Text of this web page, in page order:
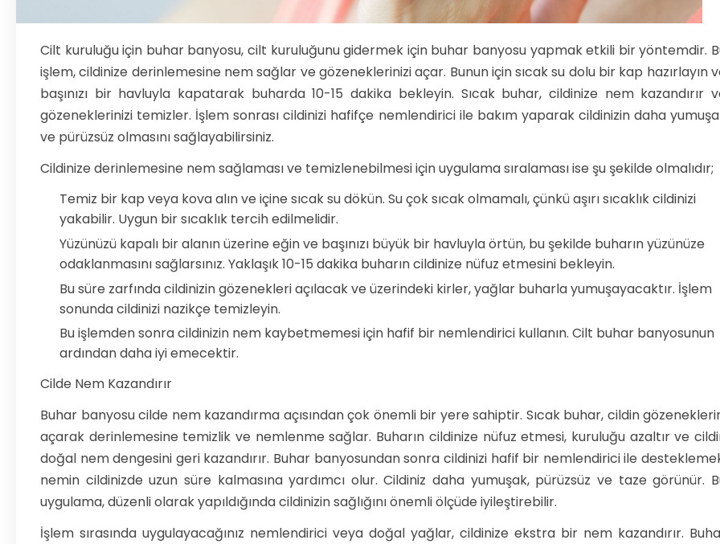
Cilt kuruluğu için buhar banyosu, cilt kuruluğunu gidermek için buhar banyosu yapmak etkili bir yöntemdir.
işlem, cildinize derinlemesine nem sağlar ve gözeneklerinizi açar. Bunun için sıcak su dolu bir kap hazırlayın
başınızı bir havluyla kapatarak buharda 10-15 dakika bekleyin. Sıcak buhar, cildinize nem kazandırır
gözeneklerinizi temizler. İşlem sonrası cildinizi hafifçe nemlendirici ile bakım yaparak cildinizin daha
ve pürüzsüz olmasını sağlayabilirsiniz.
Cildinize derinlemesine nem sağlaması ve temizlenebilmesi için uygulama sıralaması ise şu şekilde olmalıdır;
Temiz bir kap veya kova alın ve içine sıcak su dökün. Su çok sıcak olmamalı, çünkü aşırı sıcaklık cildinizi
yakabilir. Uygun bir sıcaklık tercih edilmelidir.
Yüzünüzü kapalı bir alanın üzerine eğin ve başınızı büyük bir havluyla örtün, bu şekilde buharın yüzünüze
odaklanmasını sağlarsınız. Yaklaşık 10-15 dakika buharın cildinize nüfuz etmesini bekleyin.
Bu süre zarfında cildinizin gözenekleri açılacak ve üzerindeki kirler, yağlar buharla yumuşayacaktır. İşlem
sonunda cildinizi nazikçe temizleyin.
Bu işlemden sonra cildinizin nem kaybetmemesi için hafif bir nemlendirici kullanın. Cilt buhar banyosunun
ardından daha iyi emecektir.
Cilde Nem Kazandırır
Buhar banyosu cilde nem kazandırma açısından çok önemli bir yere sahiptir. Sıcak buhar, cildin
açarak derinlemesine temizlik ve nemlenme sağlar. Buharın cildinize nüfuz etmesi, kuruluğu azaltır ve
doğal nem dengesini geri kazandırır. Buhar banyosundan sonra cildinizi hafif bir nemlendirici ile
nemin cildinizde uzun süre kalmasına yardımcı olur. Cildiniz daha yumuşak, pürüzsüz ve taze görünür.
uygulama, düzenli olarak yapıldığında cildinizin sağlığını önemli ölçüde iyileştirebilir.
İşlem sırasında uygulayacağınız nemlendirici veya doğal yağlar, cildinize ekstra bir nem kazandırır.